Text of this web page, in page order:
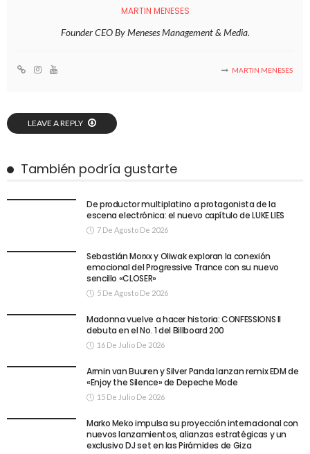
MARTIN MENESES
Founder CEO By Meneses Management & Media.
MARTIN MENESES
LEAVE A REPLY
También podría gustarte
De productor multiplatino a protagonista de la
escena electrónica: el nuevo capítulo de LUKE LIES
7 De Agosto De 2026
Sebastián Morxx y Oliwak exploran la conexión
emocional del Progressive Trance con su nuevo
sencillo «CLOSER»
5 De Agosto De 2026
Madonna vuelve a hacer historia: CONFESSIONS II
debuta en el No. 1 del Billboard 200
16 De Julio De 2026
Armin van Buuren y Silver Panda lanzan remix EDM de
«Enjoy the Silence» de Depeche Mode
15 De Julio De 2026
Marko Meko impulsa su proyección internacional con
nuevos lanzamientos, alianzas estratégicas y un
exclusivo DJ set en las Pirámides de Giza